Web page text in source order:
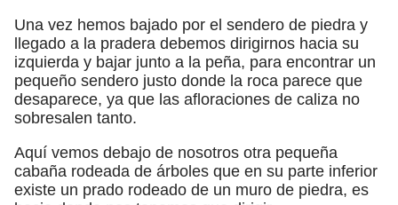
Una vez hemos bajado por el sendero de piedra y
llegado a la pradera debemos dirigirnos hacia su
izquierda y bajar junto a la peña, para encontrar un
pequeño sendero justo donde la roca parece que
desaparece, ya que las afloraciones de caliza no
sobresalen tanto.
Aquí vemos debajo de nosotros otra pequeña
cabaña rodeada de árboles que en su parte inferior
existe un prado rodeado de un muro de piedra, es